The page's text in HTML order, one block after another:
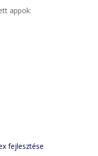
appok:
fejlesztése